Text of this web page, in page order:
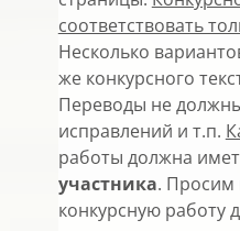
соответствовать
Несколько
же конкурсного
Переводы не
исправлений и т.п.
работы должна
участника. Просим
конкурсную работу